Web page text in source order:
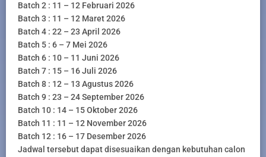
Batch 2 : 11 – 12 Februari 2026
Batch 3 : 11 – 12 Maret 2026
Batch 4 : 22 – 23 April 2026
Batch 5 : 6 – 7 Mei 2026
Batch 6 : 10 – 11 Juni 2026
Batch 7 : 15 – 16 Juli 2026
Batch 8 : 12 – 13 Agustus 2026
Batch 9 : 23 – 24 September 2026
Batch 10 : 14 – 15 Oktober 2026
Batch 11 : 11 – 12 November 2026
Batch 12 : 16 – 17 Desember 2026
Jadwal tersebut dapat disesuaikan dengan kebutuhan calon